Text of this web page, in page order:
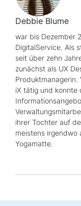
Debbie Blume
war bis Dezember
DigitalService. Als
seit über zehn
zunächst als UX
iX tätig und konnte
ihrer Tochter auf
meistens irgendwo
Yogamatte.